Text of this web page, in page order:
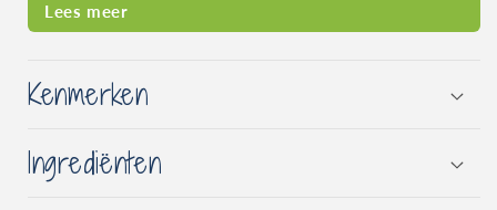
Lees meer
Kenmerken
Ingrediënten